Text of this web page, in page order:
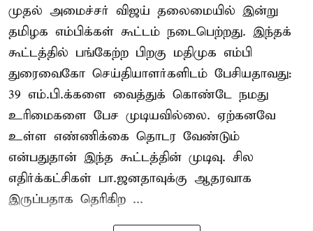
முதல் அமைச்சர் விஜய் தலைமையில் இன்று
தமிழக எம்பிக்கள் கூட்டம் நடைபெற்றது. இந்தக்
கூட்டத்தில் பங்கேற்ற பிறகு மதிமுக எம்பி
துரைவைகோ செய்தியாளர்களிடம் பேசியதாவது:
39 எம்.பி.க்களை வைத்துக் கொண்டே நமது
உரிமைகளை பேச முடியவில்லை. ஏற்கனவே
உள்ள எண்ணிக்கை தொடர வேண்டும்
என்பதுதான் இந்த கூட்டத்தின் முடிவு. சில
எதிர்க்கட்சிகள் பா.ஜனதாவுக்கு ஆதரவாக
இருப்பதாக தெரிகிற ...